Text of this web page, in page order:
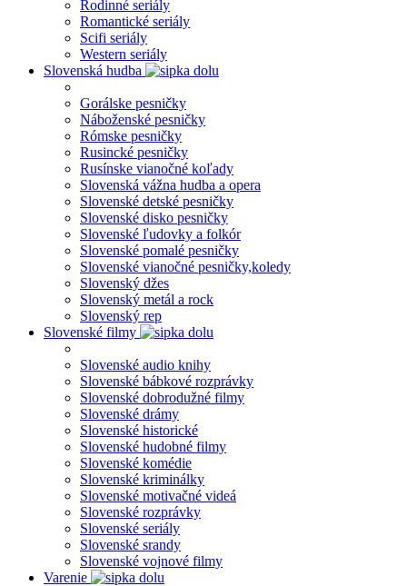
Rodinné seriály
Romantické seriály
Scifi seriály
Western seriály
Slovenská hudba
Gorálske pesničky
Náboženské pesničky
Rómske pesničky
Rusincké pesničky
Rusínske vianočné koľady
Slovenská vážna hudba a opera
Slovenské detské pesničky
Slovenské disko pesničky
Slovenské ľudovky a folkór
Slovenské pomalé pesničky
Slovenské vianočné pesničky,koledy
Slovenský džes
Slovenský metál a rock
Slovenský rep
Slovenské filmy
Slovenské audio knihy
Slovenské bábkové rozprávky
Slovenské dobrodužné filmy
Slovenské drámy
Slovenské historické
Slovenské hudobné filmy
Slovenské komédie
Slovenské kriminálky
Slovenské motivačné videá
Slovenské rozprávky
Slovenské seriály
Slovenské srandy
Slovenské vojnové filmy
Varenie